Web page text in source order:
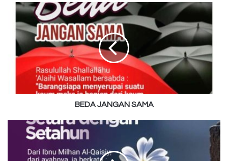
BEDA
SAMA
BEDA JANGAN SAMA
DENGAN